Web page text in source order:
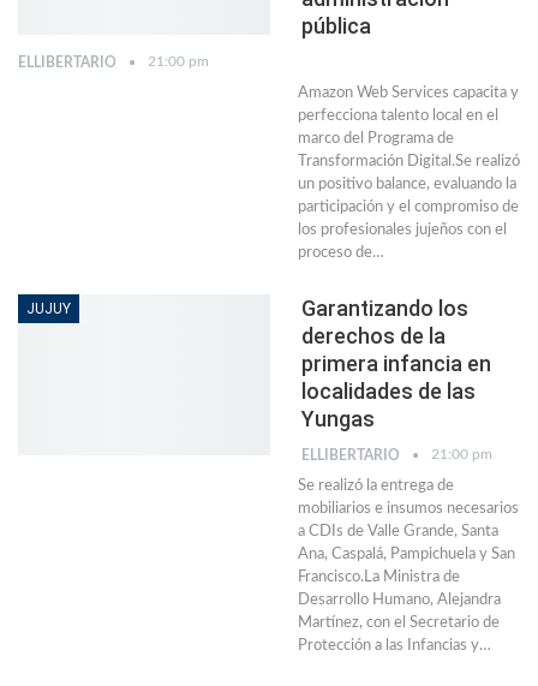
pública
ELLIBERTARIO 21:00 pm
Amazon Web Services capacita y
perfecciona talento local en el
marco del Programa de
Transformación Digital.Se realizó
un positivo balance, evaluando la
participación y el compromiso de
los profesionales jujeños con el
proceso de…
JUJUY
Garantizando los
derechos de la
primera infancia en
localidades de las
Yungas
ELLIBERTARIO 21:00 pm
Se realizó la entrega de
mobiliarios e insumos necesarios
a CDIs de Valle Grande, Santa
Ana, Caspalá, Pampichuela y San
Francisco.La Ministra de
Desarrollo Humano, Alejandra
Martínez, con el Secretario de
Protección a las Infancias y…